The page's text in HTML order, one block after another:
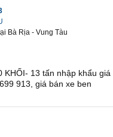
Bà Rịa - Vung Tàu
KHỐI- 13 tấn nhập khẩu giá
913, giá bán xe ben